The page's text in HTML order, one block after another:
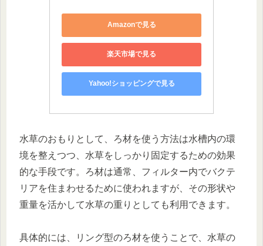
Amazonで見る
楽天市場で見る
Yahoo!ショッピングで見る
水草のおもりとして、ろ材を使う方法は水槽内の環
境を整えつつ、水草をしっかり固定するための効果
的な手段です。ろ材は通常、フィルター内でバクテ
リアを住まわせるために使われますが、その形状や
重量を活かして水草の重りとしても利用できます。
具体的には、リング型のろ材を使うことで、水草の